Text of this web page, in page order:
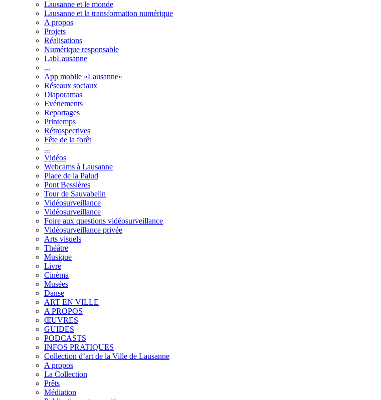
Lausanne et le monde
Lausanne et la transformation numérique
A propos
Projets
Réalisations
Numérique responsable
LabLausanne
...
App mobile «Lausanne»
Réseaux sociaux
Diaporamas
Evénements
Reportages
Printemps
Rétrospectives
Fête de la forêt
...
Vidéos
Webcams à Lausanne
Place de la Palud
Pont Bessières
Tour de Sauvabelin
Vidéosurveillance
Vidéosurveillance
Foire aux questions vidéosurveillance
Vidéosurveillance privée
Arts visuels
Théâtre
Musique
Livre
Cinéma
Musées
Danse
ART EN VILLE
A PROPOS
ŒUVRES
GUIDES
PODCASTS
INFOS PRATIQUES
Collection d’art de la Ville de Lausanne
A propos
La Collection
Prêts
Médiation